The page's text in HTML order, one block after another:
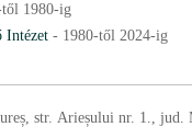
1980-ig
Intézet- 1980-től 2024-ig
str. Arieșului nr. 1., jud.